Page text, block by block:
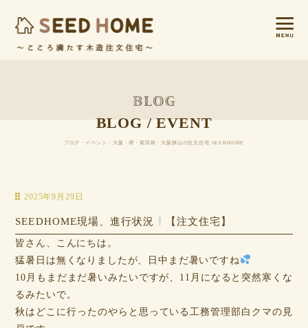
BLOG / EVENT
ブログ・イベント / 大阪・堺・富田林・大阪狭山の注文住宅 SEEDHOME
2025年9月29日
SEEDHOME現場、進行状況 【注文住宅】
皆さん、こんにちは。
猛暑日は無くなりましたが、日中まだ暑いですね
10月もまだまだ暑いみたいですが、11月になると突然寒くな
るみたいで。
秋はどこに行ったのやらと思っている工務管理部白クマの見